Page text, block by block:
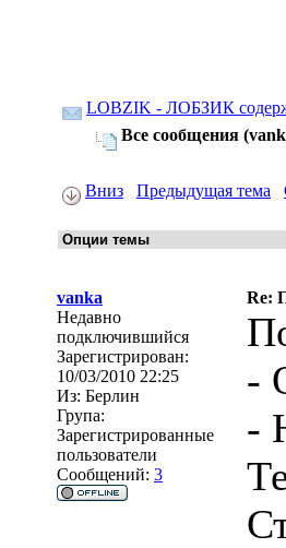
LOBZIK - ЛОБЗИК
Все сообщения
Вниз Предыдущая тема
vanka
Re:
Недавно
подключившийся
Зарегистрирован:
10/03/2010 22:25
Из: Берлин
Група:
Зарегистрированные
пользователи
Сообщений: 3
-
-